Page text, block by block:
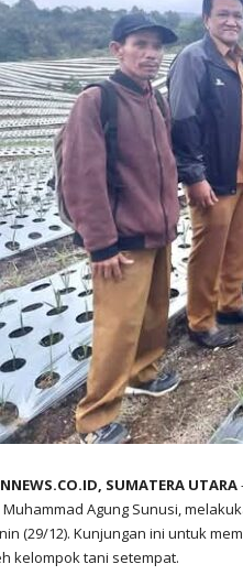
SUMATERA UTARA
Muhammad Agung Sunusi,
(29/12). Kunjungan ini untuk
kelompok tani setempat.